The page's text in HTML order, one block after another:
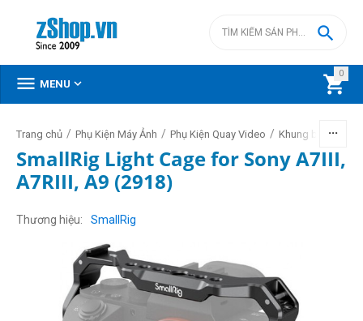
0


 MENU 
Trang chủ / Phụ Kiện Máy Ảnh / Phụ Kiện Quay Video / Khung bảo vệ
SmallRig Light Cage for Sony A7III,
A7RIII, A9 (2918)
Thương hiệu SmallRig